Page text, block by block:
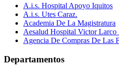
A.i.s. Hospital Apoyo Iquitos
A.i.s. Utes Caraz.
Academia De La Magistratura
Aesalud Hospital Victor Larco
Agencia De Compras De Las
Departamentos